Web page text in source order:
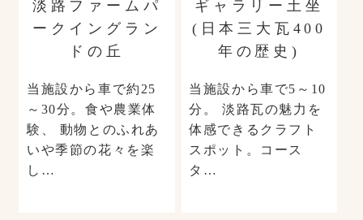
淡路ファームパ
ークイングラン
ドの丘
当施設から車で約25
～30分。食や農業体
験、 動物とのふれあ
いや季節の花々を楽
し…
ギャラリー土坐
(日本三大瓦400
年の歴史)
当施設から車で5～10
分。 淡路瓦の魅力を
体感できるクラフト
スポット。コース
タ…